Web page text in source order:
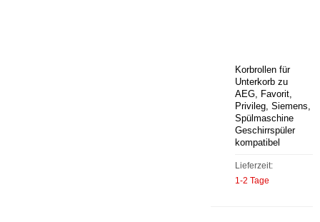
Korbrollen für
Unterkorb zu
AEG, Favorit,
Privileg, Siemens,
Spülmaschine
Geschirrspüler
kompatibel
Lieferzeit:
1-2 Tage